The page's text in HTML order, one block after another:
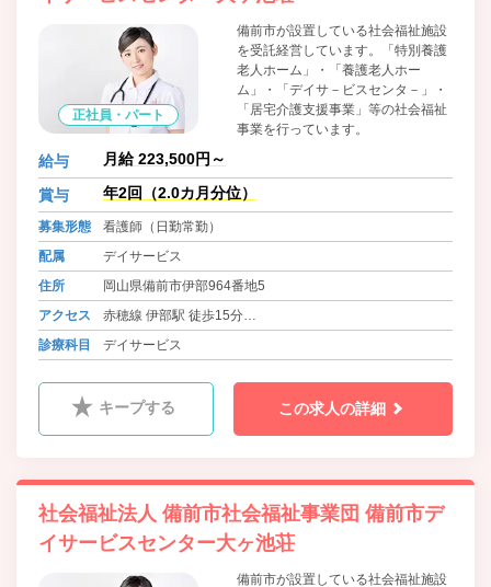
正社員・パート
備前市が設置している社会福祉施設
を受託経営しています。「特別養護
老人ホーム」・「養護老人ホー
ム」・「デイサ－ビスセンタ－」・
「居宅介護支援事業」等の社会福祉
事業を行っています。
給与 月給 223,500円～
賞与 年2回（2.0カ月分位）
募集形態
看護師（日勤常勤）
配属
デイサービス
住所
岡山県備前市伊部964番地5
アクセス
赤穂線 伊部駅 徒歩15分
バス 備前病院前 徒歩10分
診療科目 デイサービス
キープする この求人の詳細
社会福祉法人 備前市社会福祉事業団 備前市デ
イサービスセンター大ヶ池荘
備前市が設置している社会福祉施設